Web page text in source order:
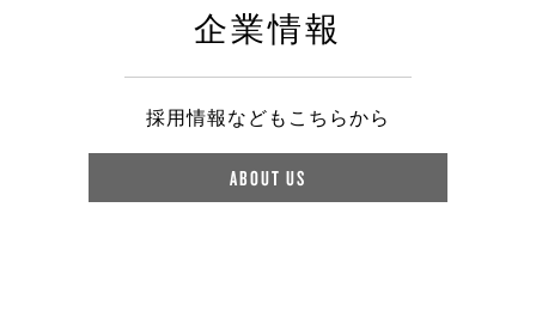
企業情報
採用情報などもこちらから
ABOUT US